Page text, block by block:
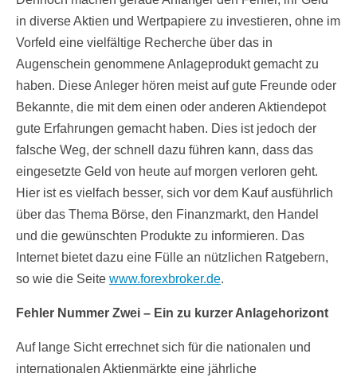
in diverse Aktien und Wertpapiere zu investieren, ohne im
Vorfeld eine vielfältige Recherche über das in
Augenschein genommene Anlageprodukt gemacht zu
haben. Diese Anleger hören meist auf gute Freunde oder
Bekannte, die mit dem einen oder anderen Aktiendepot
gute Erfahrungen gemacht haben. Dies ist jedoch der
falsche Weg, der schnell dazu führen kann, dass das
eingesetzte Geld von heute auf morgen verloren geht.
Hier ist es vielfach besser, sich vor dem Kauf ausführlich
über das Thema Börse, den Finanzmarkt, den Handel
und die gewünschten Produkte zu informieren. Das
Internet bietet dazu eine Fülle an nützlichen Ratgebern,
so wie die Seite www.forexbroker.de.
Fehler Nummer Zwei – Ein zu kurzer Anlagehorizont
Auf lange Sicht errechnet sich für die nationalen und
internationalen Aktienmärkte eine jährliche